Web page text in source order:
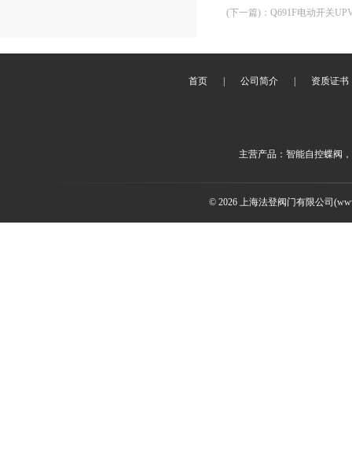
(下一篇) ： Q691F电动开关
首页 公司简介 资质证书
主营产品：智能自控蝶阀
© 2026 上海法登阀门有限公司